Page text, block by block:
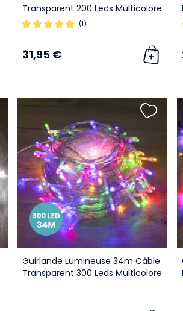
Transparent 200 Leds Multicolore
(1)
31,95 €
Guirlande Lumineuse 34m Câble
Transparent 300 Leds Multicolore